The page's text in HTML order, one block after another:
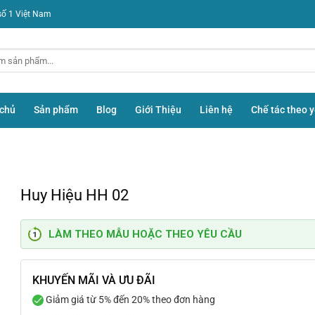
1 Việt Nam
Sản phẩm Blog Giới Thiệu Liên hệ Chế tác theo
Huy Hiệu HH 02
LÀM THEO MẪU HOẶC THEO YÊU CẦU
KHUYẾN MÃI VÀ ƯU ĐÃI
Giảm giá từ 5% đến 20% theo đơn hàng